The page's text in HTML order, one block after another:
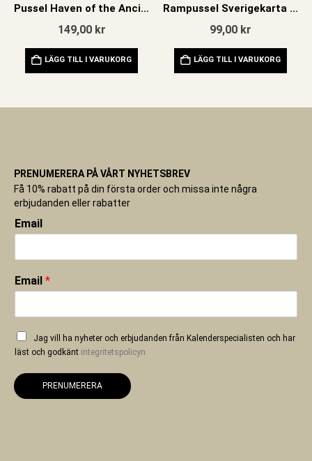
Pussel Haven of the Ancient 1000 bitar
149,00 kr
LÄGG TILL I VARUKORG
Rampussel Sverigekarta med svenska djur 71 bitar
99,00 kr
LÄGG TILL I VARUKORG
PRENUMERERA PÅ VÅRT NYHETSBREV
Få 10% rabatt på din första order och missa inte några
erbjudanden eller rabatter
Email
Email *
Jag vill ha nyheter och erbjudanden från Kalenderspecialisten och har
läst och godkänt integritetspolicyn
PRENUMERERA